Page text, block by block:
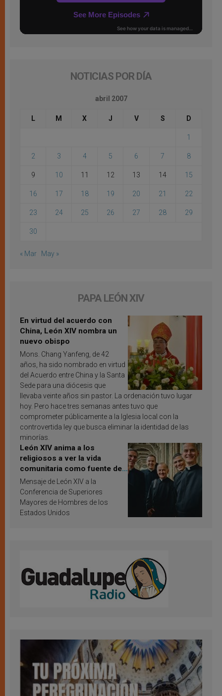
NOTICIAS POR DÍA
abril 2007
L M X J V S D
1
2 3 4 5 6 7 8
9 10 11 12 13 14 15
16 17 18 19 20 21 22
23 24 25 26 27 28 29
30
« Mar May »
PAPA LEÓN XIV
En virtud del acuerdo con
China, León XIV nombra un
nuevo obispo
Mons. Chang Yanfeng, de 42
años, ha sido nombrado en virtud
del Acuerdo entre China y la Santa
Sede para una diócesis que
llevaba veinte años sin pastor. La ordenación tuvo lugar
hoy. Pero hace tres semanas antes tuvo que
comprometer públicamente a la Iglesia local con la
controvertida ley que busca eliminar la identidad de las
minorías.
León XIV anima a los
religiosos a ver la vida
comunitaria como fuente de
inspiración y santificación
Mensaje de León XIV a la
Conferencia de Superiores
Mayores de Hombres de los
Estados Unidos